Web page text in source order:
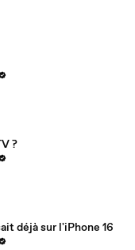
?
déjà sur l'iPhone 16